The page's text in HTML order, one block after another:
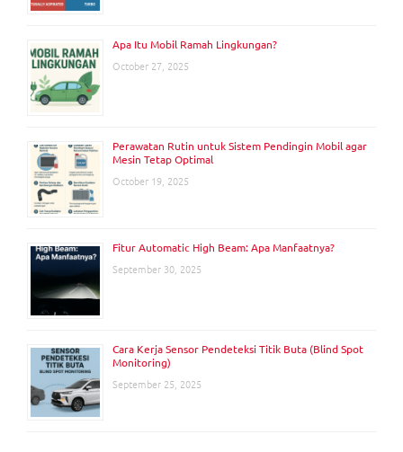
Apa Itu Mobil Ramah Lingkungan?
October 27, 2025
Perawatan Rutin untuk Sistem Pendingin Mobil agar
Mesin Tetap Optimal
October 19, 2025
Fitur Automatic High Beam: Apa Manfaatnya?
September 30, 2025
Cara Kerja Sensor Pendeteksi Titik Buta (Blind Spot
Monitoring)
September 25, 2025